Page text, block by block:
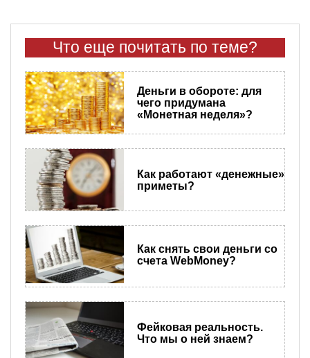
Что еще почитать по теме?
Деньги в обороте: для
чего придумана
«Монетная неделя»?
Как работают «денежные»
приметы?
Как снять свои деньги со
счета WebMoney?
Фейковая реальность.
Что мы о ней знаем?